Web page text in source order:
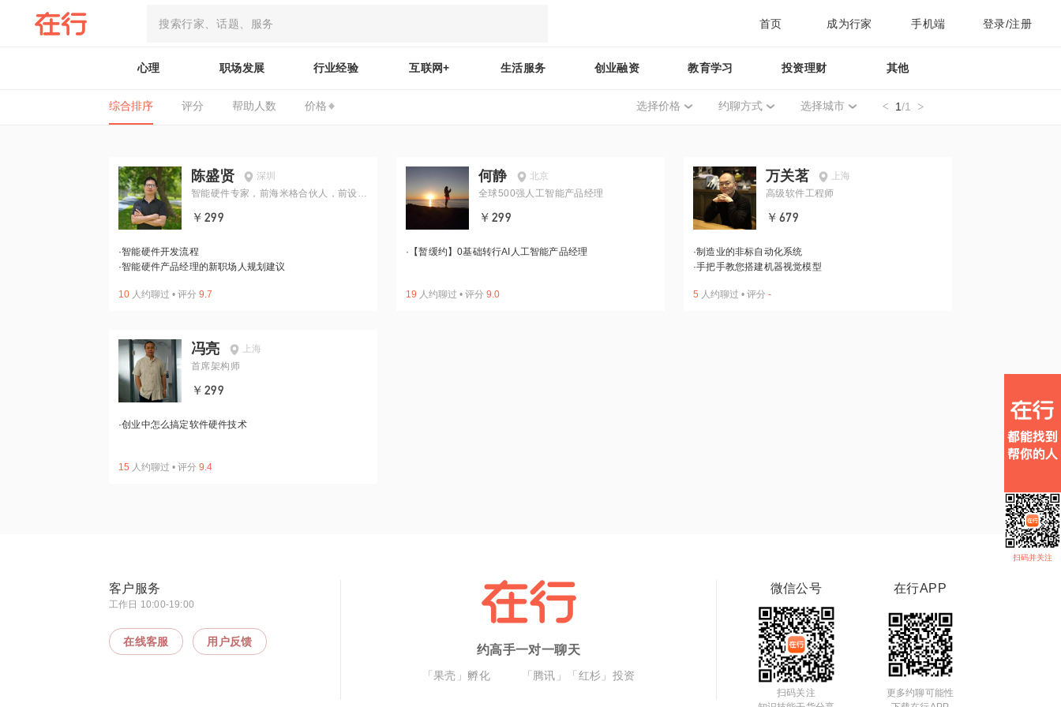
首页 成为行家 手机端 登录/注册
心理 职场发展 行业经验 互联网+ 生活服务 创业融资 教育学习 投资理财 其他
综合排序 评分 帮助人数 价格 选择价格 约聊方式 选择城市 1/1
陈盛贤
深圳
智能硬件专家，前海米格合伙人，前设计
￥299
·智能硬件开发流程
·智能硬件产品经理的新职场人规划建议
10 人约聊过 • 评分 9.7
何静
北京
全球500强人工智能产品经理
￥299
· 【暂缓约】0基础转行AI人工智能产品经理
19 人约聊过 • 评分 9.0
万关茗
上海
高级软件工程师
￥679
·制造业的非标自动化系统
·手把手教您搭建机器视觉模型
5 人约聊过 • 评分 -
冯亮
上海
首席架构师
￥299
·创业中怎么搞定软件硬件技术
15 人约聊过 • 评分 9.4
扫码并关注
客户服务
工作日 10:00-19:00
在线客服 用户反馈
约高手一对一聊天
「果壳」孵化 「腾讯」「红杉」投资
微信公号
扫码关注
在行APP
更多约聊可能性